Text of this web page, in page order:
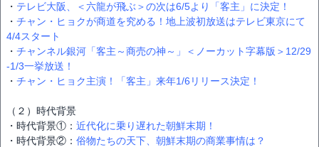
・ テレビ大阪、＜六龍が飛ぶ＞の次は6/5より「客主」に決定！
・ チャン・ヒョクが商道を究める！地上波初放送はテレビ東京にて
4/4スタート
・ チャンネル銀河「客主～商売の神～」＜ノーカット字幕版＞12/29
-1/3一挙放送！
・ チャン・ヒョク主演！「客主」来年1/6リリース決定！
（２）時代背景
・時代背景①： 近代化に乗り遅れた朝鮮末期！
・時代背景②： 俗物たちの天下、朝鮮末期の商業事情は？